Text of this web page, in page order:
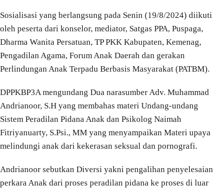
Sosialisasi yang berlangsung pada Senin (19/8/2024) diikuti
oleh peserta dari konselor, mediator, Satgas PPA, Puspaga,
Dharma Wanita Persatuan, TP PKK Kabupaten, Kemenag,
Pengadilan Agama, Forum Anak Daerah dan gerakan
Perlindungan Anak Terpadu Berbasis Masyarakat (PATBM).
DPPKBP3A mengundang Dua narasumber Adv. Muhammad
Andrianoor, S.H yang membahas materi Undang-undang
Sistem Peradilan Pidana Anak dan Psikolog Naimah
Fitriyanuarty, S.Psi., MM yang menyampaikan Materi upaya
melindungi anak dari kekerasan seksual dan pornografi.
Andrianoor sebutkan Diversi yakni pengalihan penyelesaian
perkara Anak dari proses peradilan pidana ke proses di luar